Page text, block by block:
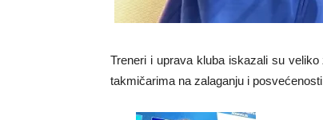
Treneri i uprava kluba iskazali su
takmičarima na zalaganju i